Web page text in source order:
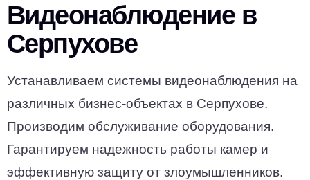
Видеонаблюдение в
Серпухове
Устанавливаем системы видеонаблюдения на
различных бизнес-объектах в Серпухове.
Производим обслуживание оборудования.
Гарантируем надежность работы камер и
эффективную защиту от злоумышленников.